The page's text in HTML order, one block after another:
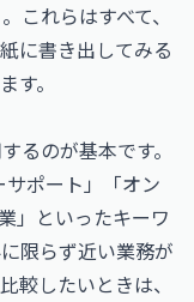
これらはすべて、
に書き出してみる
す。
るのが基本です。
ポート」「オン
」といったキーワ
限らず近い業務が
較したいときは、